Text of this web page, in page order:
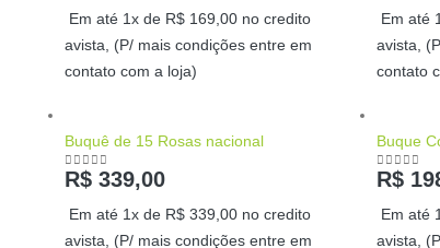
Em até 1x de R$ 169,00 no credito
avista, (P/ mais condições entre em
contato com a loja)
Buquê de 15 Rosas nacional
0out of 5
R$ 339,00
Em até 1x de R$ 339,00 no credito
avista, (P/ mais condições entre em
Em até
avista,
contato
Buque
0out of 5
R$
Em até
avista,